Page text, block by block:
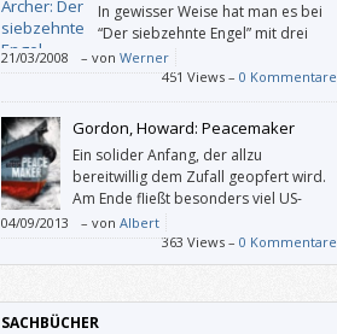
In gewisser Weise hat man es bei
“Der siebzehnte Engel” mit drei
Romanen in einem zu tun, besser
gesagt: Die drei Teile unterscheiden sich
stilistisch sehr stark, wiewohl sie dieselbe
Handlung weitertreiben.
21/03/2008 – von Werner
451 Views – 0 Kommentare
Gordon, Howard: Peacemaker
Ein solider Anfang, der allzu
bereitwillig dem Zufall geopfert wird.
Am Ende fließt besonders viel US-
Heldenschmalz, aber das ist reine
Geschmackssache.
04/09/2013 – von Albert
363 Views – 0 Kommentare
SACHBÜCHER